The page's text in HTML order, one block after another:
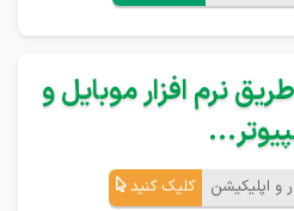
نرم افزار موبایل و
و اپلیکیشن کلیک کنید